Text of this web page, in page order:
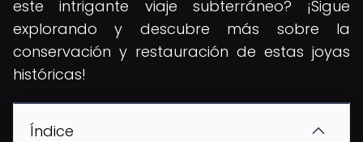
este intrigante viaje subterráneo? ¡Sigue
explorando y descubre más sobre la
conservación y restauración de estas joyas
históricas!
Índice